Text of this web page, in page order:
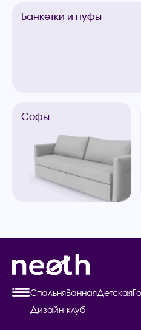
Банкетки и пуфы
Софы
СпальняВаннаяДетская
Дизайн-клуб